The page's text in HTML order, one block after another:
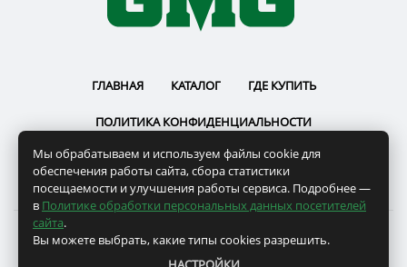
ГЛАВНАЯ КАТАЛОГ ГДЕ КУПИТЬ
ПОЛИТИКА КОНФИДЕНЦИАЛЬНОСТИ
ПОЛЬЗОВАТЕЛЬСКОЕ СОГЛАШЕНИЕ РЕКВИЗИТЫ
GMG © 2022
Мы обрабатываем и используем файлы cookie для
обеспечения работы сайта, сбора статистики
посещаемости и улучшения работы сервиса. Подробнее —
в Политике обработки персональных данных посетителей
сайта.
Вы можете выбрать, какие типы cookies разрешить.